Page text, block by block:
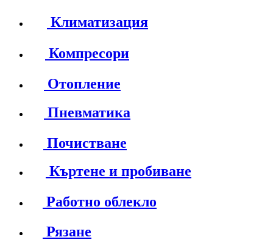
Климатизация
Компресори
Отопление
Пневматика
Почистване
Къртене и пробиване
Работно облекло
Рязане